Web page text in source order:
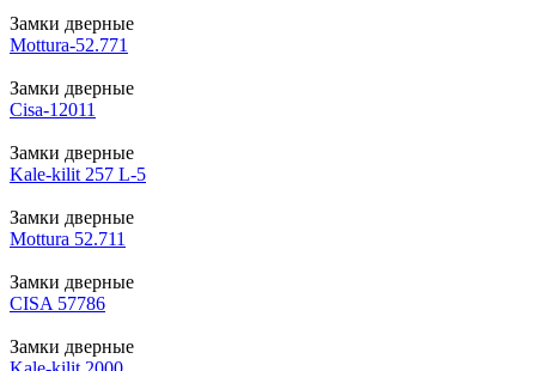
Замки дверные
Mottura-52.771
Замки дверные
Cisa-12011
Замки дверные
Kale-kilit 257 L-5
Замки дверные
Mottura 52.711
Замки дверные
CISA 57786
Замки дверные